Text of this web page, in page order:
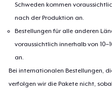
Schweden kommen
nach der Produktion an.
Bestellungen für alle anderen
voraussichtlich innerhalb von
an.
Bei internationalen Bestellungen,
verfolgen wir die Pakete nicht,